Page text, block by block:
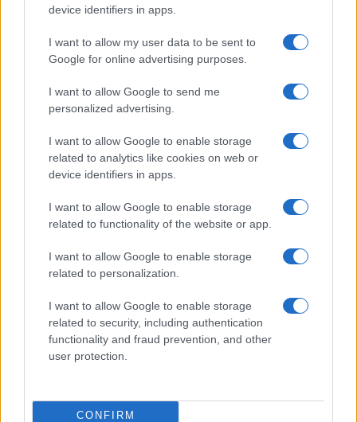
device identifiers in apps.
I want to allow my user data to be sent to
Google for online advertising purposes.
I want to allow Google to send me
personalized advertising.
I want to allow Google to enable storage
related to analytics like cookies on web or
device identifiers in apps.
I want to allow Google to enable storage
related to functionality of the website or app.
I want to allow Google to enable storage
related to personalization.
I want to allow Google to enable storage
related to security, including authentication
functionality and fraud prevention, and other
user protection.
CONFIRM
Condividi l'articolo
a
ce
b
o
o
k
w
it
te
r
n
te
re
st
h
at
s
A
p
p
h
a
re
Prossimo articolo
NOTIZIE RECENTI
Jovanotti, Gabry Ponte e Alfa: Olbia ombelico del
Giorgia Meloni a La Maddalena, la vicesindaco:
“Orgoglio e discrezione per visita privata̶…
Incendio nella notte a Olbia, a fuoco due furgoni